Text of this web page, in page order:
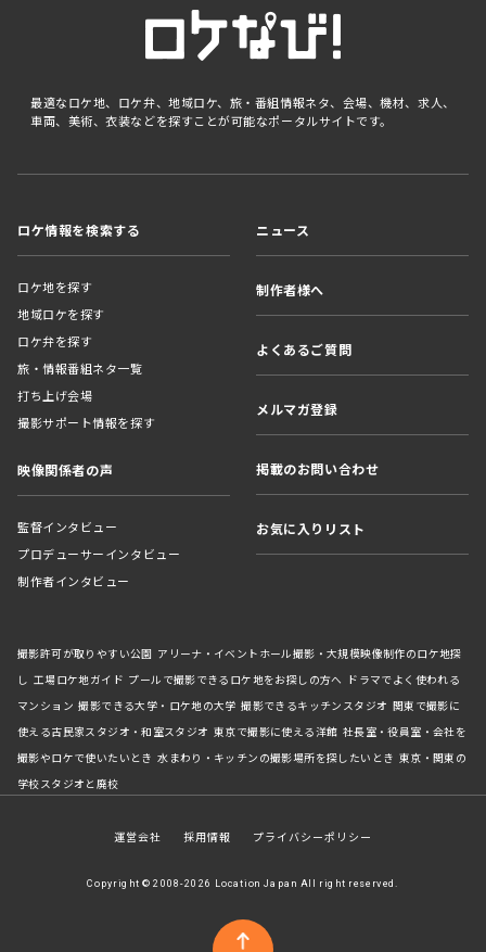
最適なロケ地、ロケ弁、地域ロケ、旅・番組情報ネタ、会場、機材、求人、
車両、美術、衣装などを探すことが可能なポータルサイトです。
ロケ情報を検索する
ロケ地を探す
地域ロケを探す
ロケ弁を探す
旅・情報番組ネタ一覧
打ち上げ会場
撮影サポート情報を探す
映像関係者の声
監督インタビュー
プロデューサーインタビュー
制作者インタビュー
ニュース
制作者様へ
よくあるご質問
メルマガ登録
掲載のお問い合わせ
お気に入りリスト
撮影許可が取りやすい公園 アリーナ・イベントホール撮影・大規模映像制作のロケ地探
し 工場ロケ地ガイド プールで撮影できるロケ地をお探しの方へ ドラマでよく使われる
マンション 撮影できる大学・ロケ地の大学 撮影できるキッチンスタジオ 関東で撮影に
使える古民家スタジオ・和室スタジオ 東京で撮影に使える洋館 社長室・役員室・会社を
撮影やロケで使いたいとき 水まわり・キッチンの撮影場所を探したいとき 東京・関東の
学校スタジオと廃校
運営会社 採用情報 プライバシーポリシー
Copyright © 2008-2026 Location Japan All right reserved.